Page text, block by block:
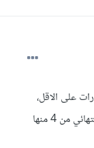
على الاقل،
بمعنى ان لدى دورة علوم الحاسوب 10 مسارات، انتهائي من 4 منها